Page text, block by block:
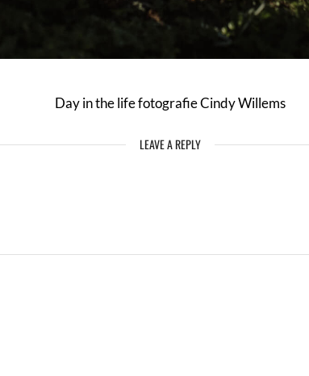
Day in the life fotografie Cindy Willems
LEAVE A REPLY